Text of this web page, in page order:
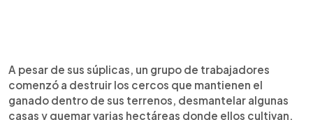
A pesar de sus súplicas, un grupo de trabajadores
comenzó a destruir los cercos que mantienen el
ganado dentro de sus terrenos, desmantelar algunas
casas y quemar varias hectáreas donde ellos cultivan,